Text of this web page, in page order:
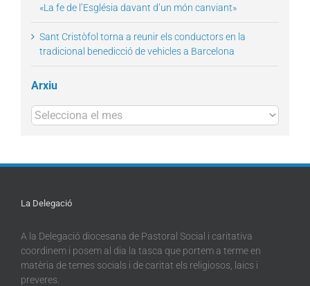
«La fe de l’Església davant d’un món canviant»
Sant Cristòfol torna a reunir els conductors en la
tradicional benedicció de vehicles a Barcelona
Arxiu
Arxius
La Delegació
A la Delegació diocesana de Pastoral Social i caritativa
coordinem i posem al dia la tasca que portem a terme en
matèria de temes socials i de caritat els religiosos, laics i
preveres.